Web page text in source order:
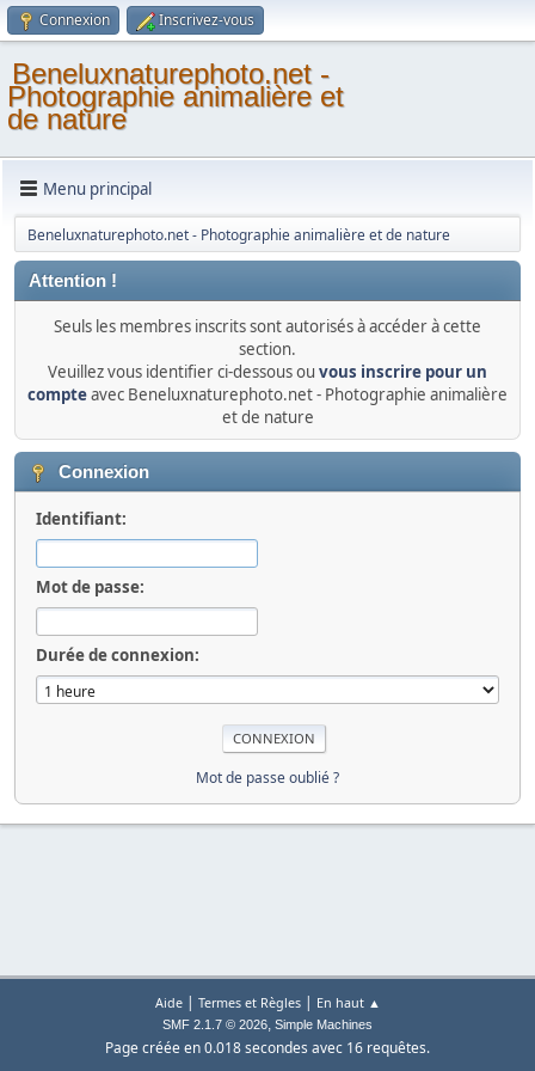
Connexion Inscrivez-vous
Beneluxnaturephoto.net -
Photographie animalière et
de nature
Menu principal
Beneluxnaturephoto.net - Photographie animalière et de nature
Attention !
Seuls les membres inscrits sont autorisés à accéder à cette
section.
Veuillez vous identifier ci-dessous ou vous inscrire pour un
compteavec Beneluxnaturephoto.net - Photographie animalière
et de nature
Connexion
Identifiant:
Mot de passe:
Durée de connexion:
Mot de passe oublié ?
Aide| Termes et Règles| En haut ▲
SMF 2.1.7 © 2026, Simple Machines
Page créée en 0.018 secondes avec 16 requêtes.